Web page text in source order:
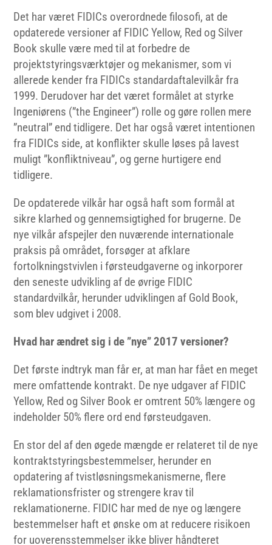
Det har været FIDICs overordnede filosofi, at de
opdaterede versioner af FIDIC Yellow, Red og Silver
Book skulle være med til at forbedre de
projektstyringsværktøjer og mekanismer, som vi
allerede kender fra FIDICs standardaftalevilkår fra
1999. Derudover har det været formålet at styrke
Ingeniørens (”the Engineer”) rolle og gøre rollen mere
”neutral” end tidligere. Det har også været intentionen
fra FIDICs side, at konflikter skulle løses på lavest
muligt ”konfliktniveau”, og gerne hurtigere end
tidligere.
De opdaterede vilkår har også haft som formål at
sikre klarhed og gennemsigtighed for brugerne. De
nye vilkår afspejler den nuværende internationale
praksis på området, forsøger at afklare
fortolkningstvivlen i førsteudgaverne og inkorporer
den seneste udvikling af de øvrige FIDIC
standardvilkår, herunder udviklingen af Gold Book,
som blev udgivet i 2008.
Hvad har ændret sig i de ”nye” 2017 versioner?
Det første indtryk man får er, at man har fået en meget
mere omfattende kontrakt. De nye udgaver af FIDIC
Yellow, Red og Silver Book er omtrent 50% længere og
indeholder 50% flere ord end førsteudgaven.
En stor del af den øgede mængde er relateret til de nye
kontraktstyringsbestemmelser, herunder en
opdatering af tvistløsningsmekanismerne, flere
reklamationsfrister og strengere krav til
reklamationerne. FIDIC har med de nye og længere
bestemmelser haft et ønske om at reducere risikoen
for uoverensstemmelser ikke bliver håndteret